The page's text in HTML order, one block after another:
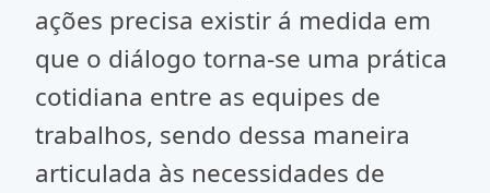
ações precisa existir á medida em
que o diálogo torna-se uma prática
cotidiana entre as equipes de
trabalhos, sendo dessa maneira
articulada às necessidades de